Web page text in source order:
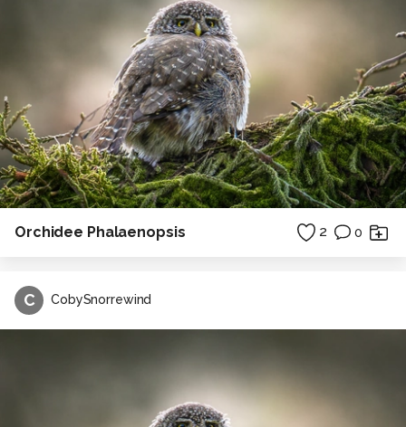
Orchidee Phalaenopsis 2 0
C CobySnorrewind